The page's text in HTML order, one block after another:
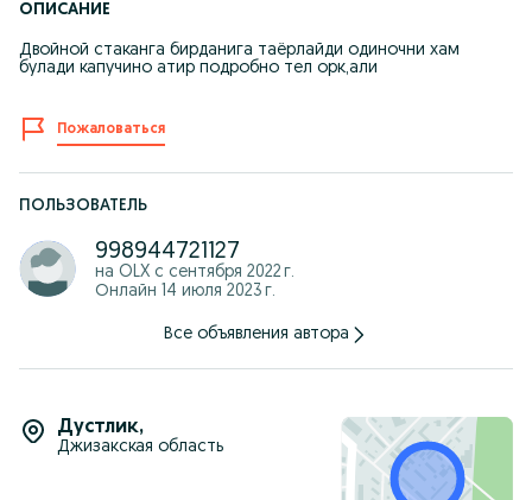
ОПИСАНИЕ
Двойной стаканга бирданига таёрлайди одиночни хам
булади капучино атир подробно тел орк,али
Пожаловаться
ПОЛЬЗОВАТЕЛЬ
998944721127
на OLX с сентября 2022 г.
Онлайн 14 июля 2023 г.
Все объявления автора
Дустлик,
Джизакская область